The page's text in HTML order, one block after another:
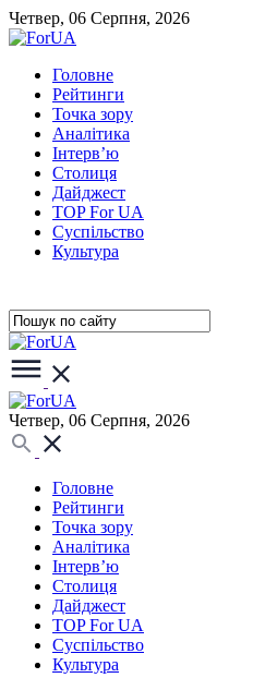
Четвер, 06 Серпня, 2026
Головне
Рейтинги
Точка зору
Аналітика
Інтерв’ю
Столиця
Дайджест
TOP For UA
Суспiльство
Культура
Четвер, 06 Серпня, 2026
Головне
Рейтинги
Точка зору
Аналітика
Інтерв’ю
Столиця
Дайджест
TOP For UA
Суспiльство
Культура